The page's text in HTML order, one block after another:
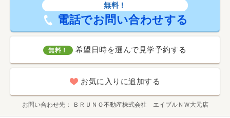
無料！
電話でお問い合わせする
無料！ 希望日時を選んで見学予約する
お気に入りに追加する
お問い合わせ先 ＢＲＵＮＯ不動産株式会社 エイブルＮＷ大元店